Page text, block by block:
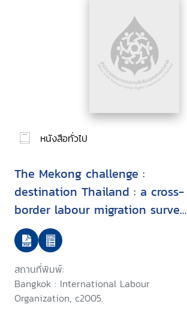
หนังสือทั่วไป
The Mekong challenge :
destination Thailand : a cross-
border labour migration survey
in Banteay Meanchey Province,
Cambodia
สถานที่พิมพ์:
Bangkok : International Labour
Organization, c2005.